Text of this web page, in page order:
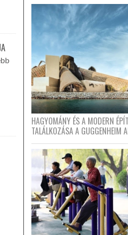
HAGYOMÁNY ÉS A MODERN
TALÁLKOZÁSA A GUGGENHEIM